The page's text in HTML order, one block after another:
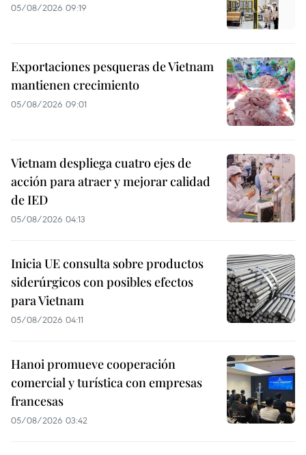
05/08/2026 09:19
Exportaciones pesqueras de Vietnam
mantienen crecimiento
05/08/2026 09:01
Vietnam despliega cuatro ejes de
acción para atraer y mejorar calidad
de IED
05/08/2026 04:13
Inicia UE consulta sobre productos
siderúrgicos con posibles efectos
para Vietnam
05/08/2026 04:11
Hanoi promueve cooperación
comercial y turística con empresas
francesas
05/08/2026 03:42